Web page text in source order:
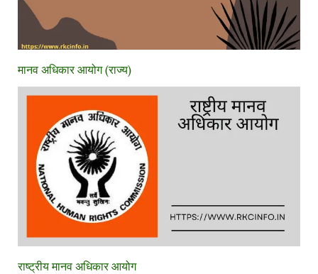
मानव अधिकार आयोग (राज्य)
राष्ट्रीय मानव अधिकार आयोग